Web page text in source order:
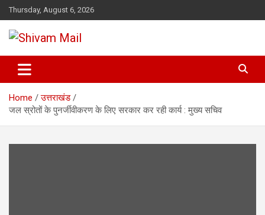
Skip
to
content
Thursday, August 6, 2026
Shivam Mail
Home
उत्तराखंड
जल स्रोतों के पुनर्जीवीकरण के लिए सरकार कर रही कार्य : मुख्य सचिव